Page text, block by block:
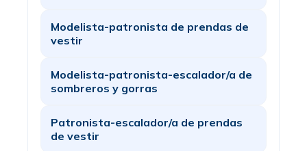
Modelista-patronista de prendas de
vestir
Modelista-patronista-escalador/a de
sombreros y gorras
Patronista-escalador/a de prendas
de vestir